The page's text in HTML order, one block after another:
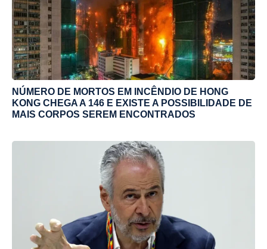
NÚMERO DE MORTOS EM INCÊNDIO DE HONG
KONG CHEGA A 146 E EXISTE A POSSIBILIDADE DE
MAIS CORPOS SEREM ENCONTRADOS